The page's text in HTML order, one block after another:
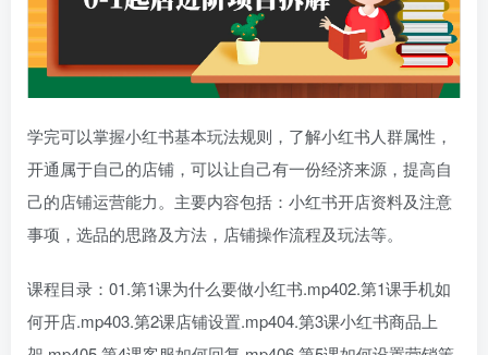
学完可以掌握小红书基本玩法规则，了解小红书人群属性，
开通属于自己的店铺，可以让自己有一份经济来源，提高自
己的店铺运营能力。主要内容包括：小红书开店资料及注意
事项，选品的思路及方法，店铺操作流程及玩法等。
课程目录：01.第1课为什么要做小红书.mp402.第1课手机如
何开店.mp403.第2课店铺设置.mp404.第3课小红书商品上